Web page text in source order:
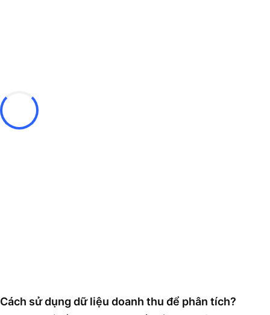
Cách sử dụng dữ liệu doanh thu để phân tích?